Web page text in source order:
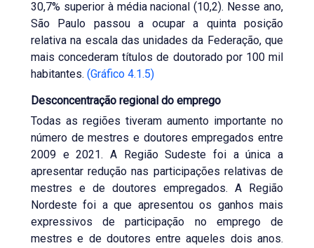
30,7% superior à média nacional (10,2). Nesse ano,
São Paulo passou a ocupar a quinta posição
relativa na escala das unidades da Federação, que
mais concederam títulos de doutorado por 100 mil
habitantes. (Gráfico 4.1.5)
Desconcentração regional do emprego
Todas as regiões tiveram aumento importante no
número de mestres e doutores empregados entre
2009 e 2021. A Região Sudeste foi a única a
apresentar redução nas participações relativas de
mestres e de doutores empregados. A Região
Nordeste foi a que apresentou os ganhos mais
expressivos de participação no emprego de
mestres e de doutores entre aqueles dois anos.